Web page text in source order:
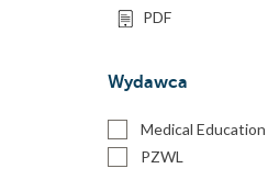
PDF
Wydawca
Medical Education
PZWL